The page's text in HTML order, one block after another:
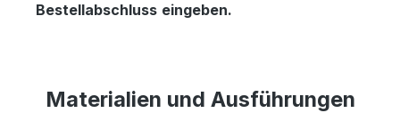
Bestellabschluss eingeben.
Materialien und Ausführungen